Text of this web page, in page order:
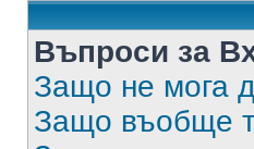
Въпроси за
Защо не мога
Защо въобще